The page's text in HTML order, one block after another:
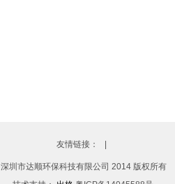
友情链接：
深圳市达顺环保科技有限公司 2014 版权所有